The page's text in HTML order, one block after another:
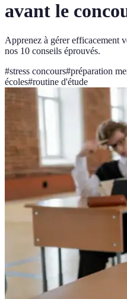
avant le
Apprenez à gérer efficacement
nos 10 conseils éprouvés.
#stress concours#préparation
écoles#routine d'étude